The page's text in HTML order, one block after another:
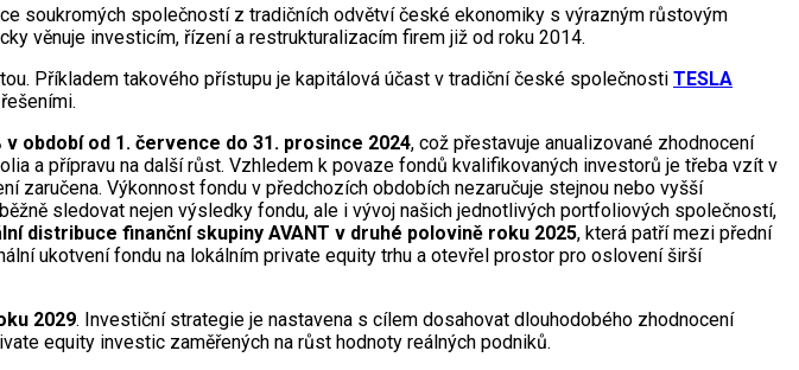
soukromých společností z tradičních odvětví české ekonomiky s výrazným růstovým
věnuje investicím, řízení a restrukturalizacím firem již od roku 2014.
Příkladem takového přístupu je kapitálová účast v tradiční české společnosti TESLA
v období od 1. července do 31. prosince 2024, což přestavuje anualizované zhodnocení
a přípravu na další růst. Vzhledem k povaze fondů kvalifikovaných investorů je třeba vzít v
zaručena. Výkonnost fondu v předchozích obdobích nezaručuje stejnou nebo vyšší
sledovat nejen výsledky fondu, ale i vývoj našich jednotlivých portfoliových společností,
distribuce finanční skupiny AVANT v druhé polovině roku 2025, která patří mezi přední
ukotvení fondu na lokálním private equity trhu a otevřel prostor pro oslovení širší
2029. Investiční strategie je nastavena s cílem dosahovat dlouhodobého zhodnocení
equity investic zaměřených na růst hodnoty reálných podniků.